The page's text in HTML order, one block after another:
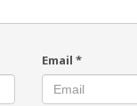
Email*